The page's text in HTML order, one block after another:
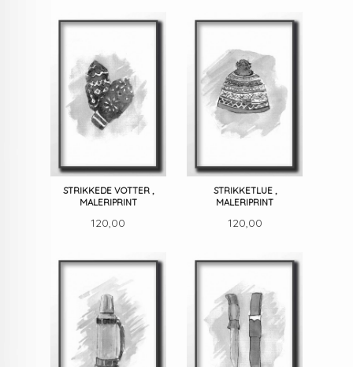
STRIKKEDE VOTTER ,
MALERIPRINT
Pris
120,00
STRIKKETLUE ,
MALERIPRINT
Pris
120,00